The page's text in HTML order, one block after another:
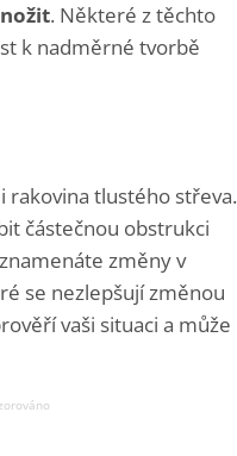
. Některé z těchto
k nadměrné tvorbě
rakovina tlustého střeva.
částečnou obstrukci
změny v
se nezlepšují změnou
vaši situaci a může